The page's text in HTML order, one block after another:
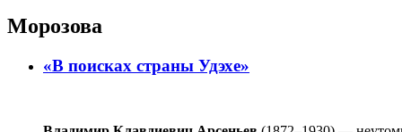
Морозова
«В поисках страны Удэхе»